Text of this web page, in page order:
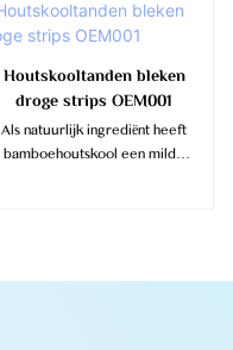
gebruik niet van de tanden te
worden verwijderd, waardoor
de gebruikerservaring
comfortabeler wordt
Houtskooltanden bleken
droge strips OEM001
Als natuurlijk ingrediënt heeft
bamboehoutskool een milde